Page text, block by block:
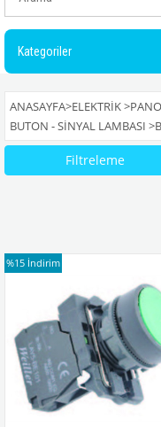
Kategoriler
ANASAYFA>ELEKTRIK>
BUTON - SINYAL LAMBASI >
Filtreleme
%15 İndirim